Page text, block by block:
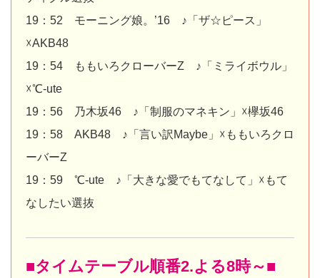
19：52 モーニング娘。’16 ♪「ザ☆ピース」
☓AKB48
19：54 ももいろクローバーZ ♪「ミライボウル」
☓℃-ute
19：56 乃木坂46 ♪「制服のマネキン」☓欅坂46
19：58 AKB48 ♪「言い訳Maybe」☓ももいろクロ
ーバーZ
19：59 ℃-ute ♪「大きな愛でもてなして」☓もて
なしたい選抜
■タイムテーブル順番2.よる8時～■